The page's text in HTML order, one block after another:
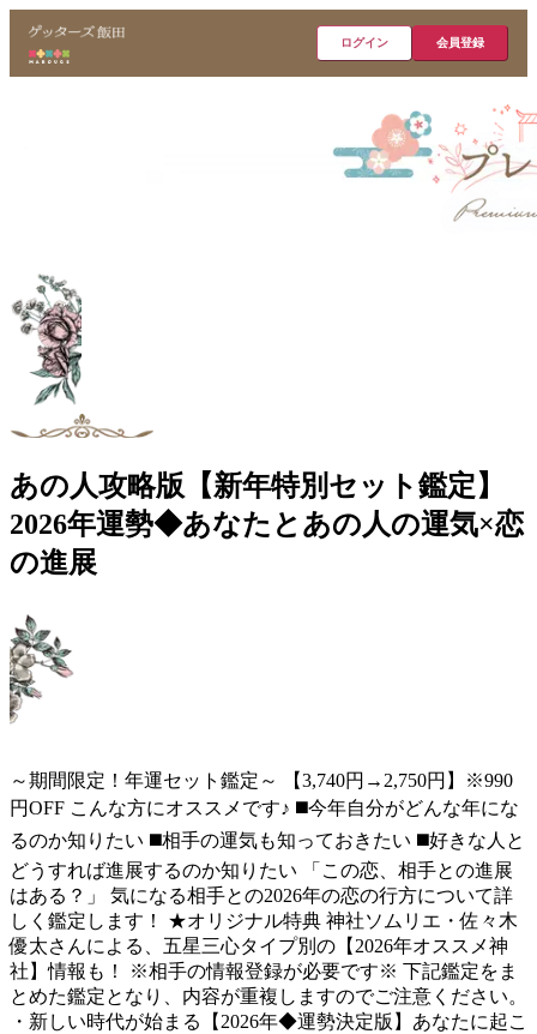
ログイン 会員登録
あの人攻略版【新年特別セット鑑定】
2026年運勢◆あなたとあの人の運気×恋
の進展
～期間限定！年運セット鑑定～ 【3,740円→2,750円】※990
円OFF こんな方にオススメです♪ ◼️今年自分がどんな年にな
るのか知りたい ◼️相手の運気も知っておきたい ◼️好きな人と
どうすれば進展するのか知りたい 「この恋、相手との進展
はある？」 気になる相手との2026年の恋の行方について詳
しく鑑定します！ ★オリジナル特典 神社ソムリエ・佐々木
優太さんによる、五星三心タイプ別の【2026年オススメ神
社】情報も！ ※相手の情報登録が必要です※ 下記鑑定をま
とめた鑑定となり、内容が重複しますのでご注意ください。
・新しい時代が始まる【2026年◆運勢決定版】あなたに起こ